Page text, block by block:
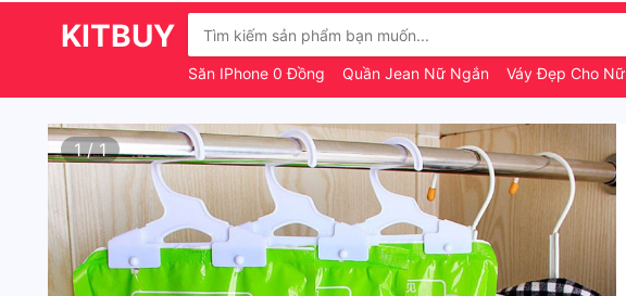
KITBUY
Săn IPhone 0 Đồng Quần Jean Nữ Ngắn Váy Đẹp Cho Nữ
1 / 1